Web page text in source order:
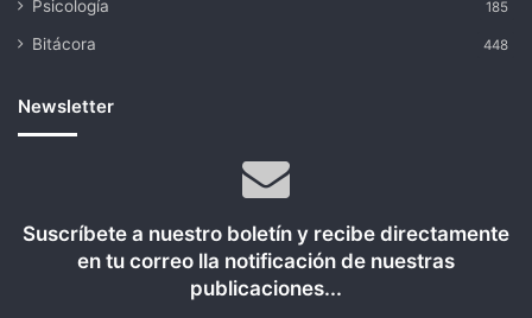
Psicología 185
Bitácora 448
Newsletter
Suscríbete a nuestro boletín y recibe directamente
en tu correo lla notificación de nuestras
publicaciones...